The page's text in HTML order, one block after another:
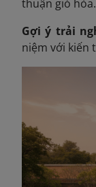
thuận gió hòa.
Gợi ý trải
niệm với kiến